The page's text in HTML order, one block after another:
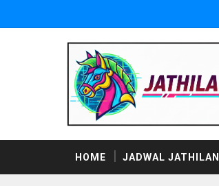
HOME JADWAL JATHILAN